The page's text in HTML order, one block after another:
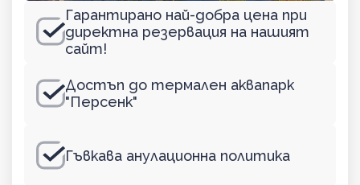
Гарантирано най-добра цена при
директна резервация на нашият
сайт!
Достъп до термален аквапарк
"Персенк"
Гъвкава анулационна политика